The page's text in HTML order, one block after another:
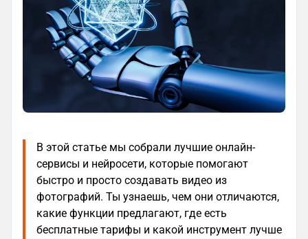
В этой статье мы собрали лучшие онлайн-
сервисы и нейросети, которые помогают
быстро и просто создавать видео из
фотографий. Ты узнаешь, чем они отличаются,
какие функции предлагают, где есть
бесплатные тарифы и какой инструмент лучше